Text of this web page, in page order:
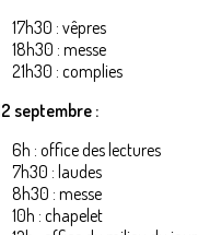
17h30 : vêpres
18h30 : messe
21h30 : complies
septembre :
6h : office des lectures
7h30 : laudes
8h30 : messe
10h : chapelet